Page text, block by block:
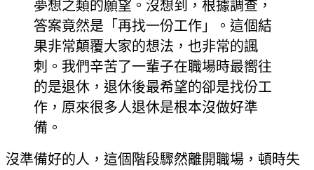
夢想之類的願望。沒想到，根據調查，
答案竟然是「再找一份工作」。這個結
果非常顛覆大家的想法，也非常的諷
刺。我們辛苦了一輩子在職場時最嚮往
的是退休，退休後最希望的卻是找份工
作，原來很多人退休是根本沒做好準
備。
沒準備好的人，這個階段驟然離開職場，頓時失